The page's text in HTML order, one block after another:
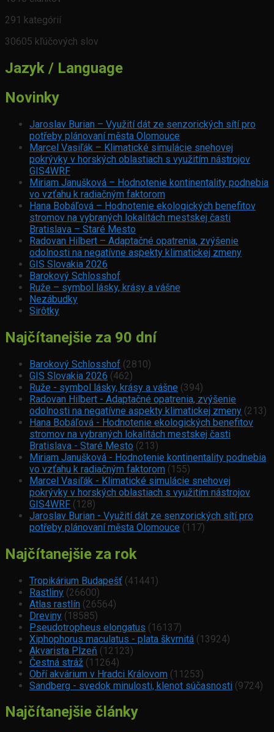
291 kategórií
30605 kľúčových slov
Jazyk / Language
Novinky
Jaroslav Burian – Využití dát ze senzorických sítí pro
potřeby plánovaní města Olomouce
Marcel Vasiľák – Klimatické simulácie snehovej
pokrývky v horských oblastiach s využitím nástrojov
GIS4WRF
Miriam Janušková – Hodnotenie kontinentality podnebia
vo vzťahu k radiačným faktorom
Hana Bobáľová – Hodnotenie ekologických benefitov
stromov na vybraných lokalitách mestskej časti
Bratislava – Staré Mesto
Radovan Hilbert – Adaptačné opatrenia, zvýšenie
odolnosti na negatívne aspekty klimatickej zmeny
GIS Slovakia 2026
Barokový Schlosshof
Ruže – symbol lásky, krásy a vášne
Nezábudky
Sirôtky
Najčítanejšie za 90 dní
Barokový Schlosshof (2810)
GIS Slovakia 2026 (462)
Ruže - symbol lásky, krásy a vášne (394)
Radovan Hilbert - Adaptačné opatrenia, zvýšenie
odolnosti na negatívne aspekty klimatickej zmeny (213)
Hana Bobáľová - Hodnotenie ekologických benefitov
stromov na vybraných lokalitách mestskej časti
Bratislava - Staré Mesto (213)
Miriam Janušková - Hodnotenie kontinentality podnebia
vo vzťahu k radiačným faktorom (155)
Marcel Vasiľák - Klimatické simulácie snehovej
pokrývky v horských oblastiach s využitím nástrojov
GIS4WRF (128)
Jaroslav Burian - Využití dát ze senzorických sítí pro
potřeby plánovaní města Olomouce (117)
Najčítanejšie za rok
Tropikárium Budapešť (41441)
Rastliny (26600)
Atlas rastlín (26564)
Dreviny (18585)
Pseudotropheus elongatus (16137)
Xiphophorus maculatus - plata škvrnitá (13924)
Akvarista Plzeň (12123)
Čestná stráž (11264)
Obří akvárium v Hradci Královom (11253)
Sandberg - svedok minulosti, klenot súčasnosti (9724)
Najčítanejšie články